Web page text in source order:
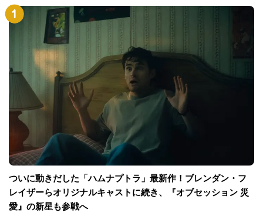
ついに動きだした「ハムナプトラ」最新作！ブレンダン・フ
レイザーらオリジナルキャストに続き、『オブセッション 災
愛』の新星も参戦へ